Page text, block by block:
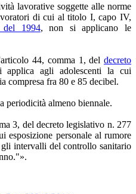
lavorative soggette alle norme
di cui al titolo I, capo IV,
del 1994, non si applicano le
44, comma 1, del decreto
applica agli adolescenti la cui
compresa fra 80 e 85 decibel.
periodicità almeno biennale.
3, del decreto legislativo n. 277
esposizione personale al rumore
intervalli del controllo sanitario